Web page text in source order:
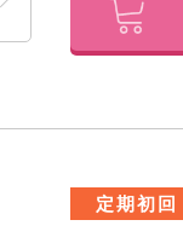
定期初回